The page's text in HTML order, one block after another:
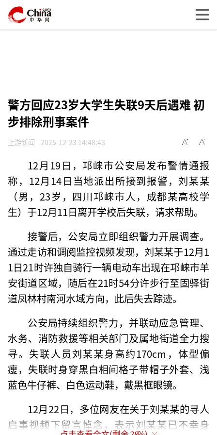
警方回应23岁大学生失联9天后遇难 初
步排除刑事案件
上游新闻 2025-12-23 14:48:43
12月19日，邛崃市公安局发布警情通报
称，12月14日当地派出所接到报警，刘某某
（男，23岁，四川邛崃市人，成都某高校学
生）于12月11日离开学校后失联，请求帮助。
接警后，公安局立即组织警力开展调查。
通过走访和调阅监控视频发现，刘某某于12月1
1日21时许独自骑行一辆电动车出现在邛崃市羊
安街道区域，随后在21时54分许步行至固驿街
道凤林村南河水域方向，此后失去踪迹。
公安局持续组织警力，并联动应急管理、
水务、消防救援等相关部门及属地街道全力搜
寻。失联人员刘某某身高约170cm，体型偏
瘦，失联时身穿黑白相间格子带帽子外套、浅
蓝色牛仔裤、白色运动鞋，戴黑框眼镜。
12月22日，多位网友在关于刘某某的寻人
启事视频下留言悼念，表示刘某某已不幸身